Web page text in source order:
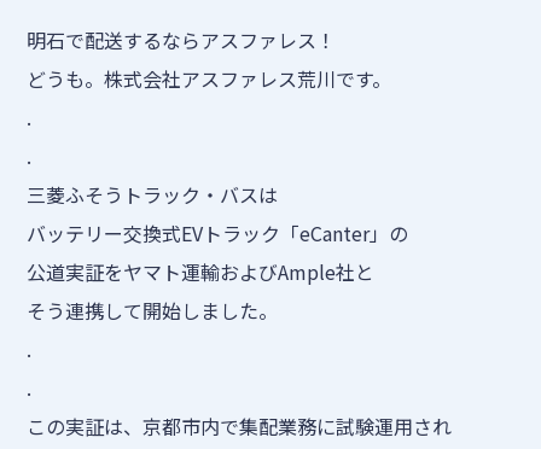
明石で配送するならアスファレス！
どうも。株式会社アスファレス荒川です。
.
.
三菱ふそうトラック・バスは
バッテリー交換式EVトラック「eCanter」の
公道実証をヤマト運輸およびAmple社と
そう連携して開始しました。
.
.
この実証は、京都市内で集配業務に試験運用され